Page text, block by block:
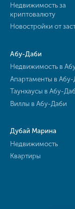
Недвижимость за
криптовалюту
Новостройки от
Абу-Даби
Недвижимость в
Апартаменты в
Таунхаусы в Абу-
Виллы в Абу-Даби
Дубай Марина
Недвижимость
Квартиры